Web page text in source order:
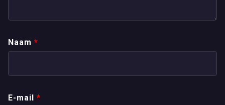
Naam *
E-mail *